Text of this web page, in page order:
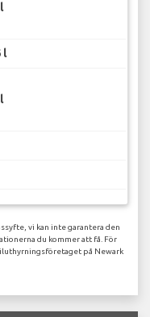
l
vi kan inte garantera den
du kommer att få. För
på Newark